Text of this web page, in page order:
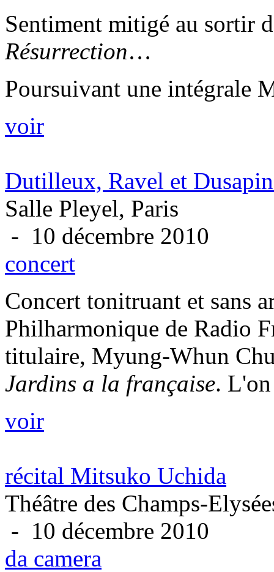
Sentiment mitigé au sortir
Résurrection…
Poursuivant une intégrale
voir
Dutilleux, Ravel et
Salle Pleyel, Paris
- 10 décembre 2010
concert
Concert tonitruant et sans
Philharmonique de Radio
titulaire, Myung-Whun
Jardins a la française.
voir
récital Mitsuko Uchida
Théâtre des Champs-
- 10 décembre 2010
da camera